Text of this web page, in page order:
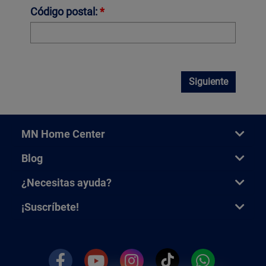
Código postal:*
Siguiente
MN Home Center
Blog
¿Necesitas ayuda?
¡Suscríbete!